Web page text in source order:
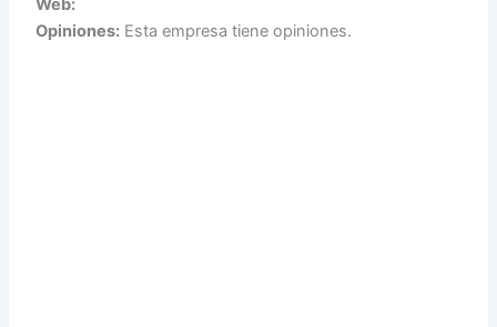
Web:
Opiniones: Esta empresa tiene opiniones.